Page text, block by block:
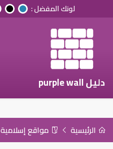
لونك المفضل :
دليل purple wall
الرئيسية مواقع إسلامية